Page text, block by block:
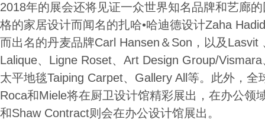
2018年的展会还将见证一众世界知名品牌和艺廊
格的家居设计而闻名的扎哈•哈迪德设计Zaha
而出名的丹麦品牌Carl Hansen＆Son，以及Lasvit
Lalique、Ligne Roset、Art Design Group/
太平地毯Taiping Carpet、Gallery All等。此外，全
Roca和Miele将在厨卫设计馆精彩展出，在办公领
和Shaw Contract则会在办公设计馆展出。